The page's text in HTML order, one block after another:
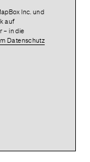
Inc. und
auf
– in die
Datenschutz